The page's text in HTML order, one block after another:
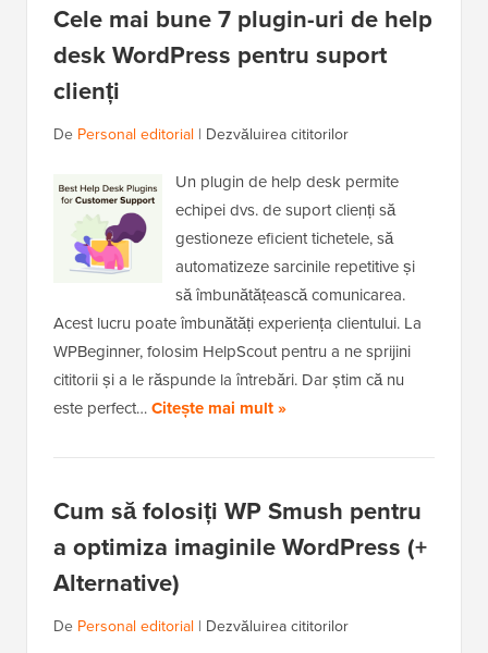
Cele mai bune 7 plugin-uri de help
desk WordPress pentru suport
clienți
De Personal editorial | Dezvăluirea cititorilor
Un plugin de help desk permite
echipei dvs. de suport clienți să
gestioneze eficient tichetele, să
automatizeze sarcinile repetitive și
să îmbunătățească comunicarea.
Acest lucru poate îmbunătăți experiența clientului. La
WPBeginner, folosim HelpScout pentru a ne sprijini
cititorii și a le răspunde la întrebări. Dar știm că nu
este perfect…Citește mai mult »
Cum să folosiți WP Smush pentru
a optimiza imaginile WordPress (+
Alternative)
De Personal editorial | Dezvăluirea cititorilor